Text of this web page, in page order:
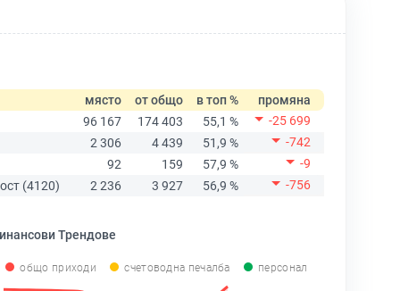
място от общо в топ %
промяна
96 167
174 403 55,1 %
-25 699
2 306
4 439 51,9 %
-742
92
159 57,9 %
-9
(4120)
2 236 3 927 56,9 % -756
Трендове
общо приходи счетоводна печалба персонал